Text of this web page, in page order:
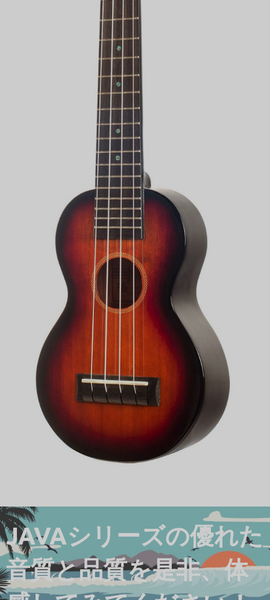
JAVAシリーズの優れた
音質と品質を是非、体